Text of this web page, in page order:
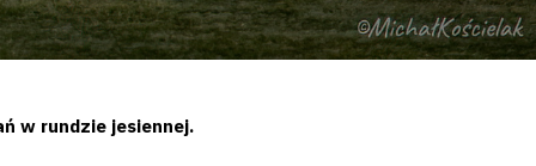
w rundzie jesiennej.